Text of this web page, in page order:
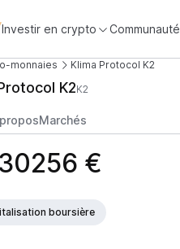
Investir en crypto Communauté
monnaies Klima Protocol K2
K2K2
Marchés
€
boursière